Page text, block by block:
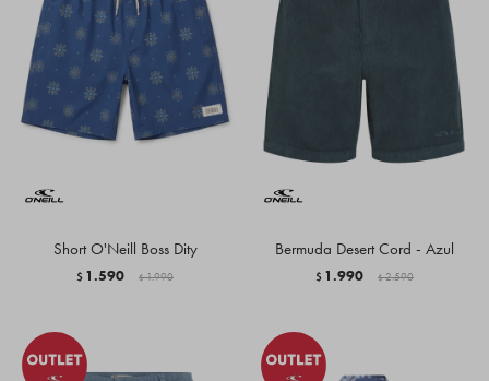
Short O'Neill Boss Dity
$ 1.590 $ 1.990
Bermuda Desert Cord - Azul
$ 1.990 $ 2.590